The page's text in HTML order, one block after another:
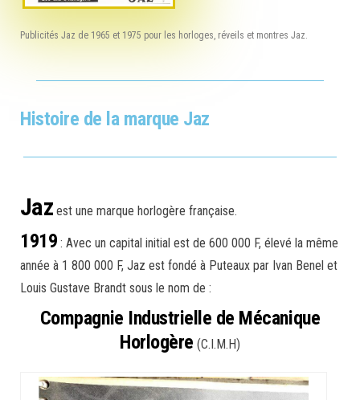
Publicités Jaz de 1965 et 1975 pour les horloges, réveils et montres Jaz.
Histoire de la marque Jaz
Jaz est une marque horlogère française.
1919 : Avec un capital initial est de 600 000 F, élevé la même
année à 1 800 000 F, Jaz est fondé à Puteaux par Ivan Benel et
Louis Gustave Brandt sous le nom de :
Compagnie Industrielle de Mécanique
Horlogère (C.I.M.H)